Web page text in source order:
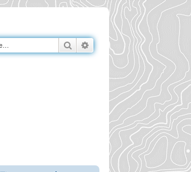
RechercherRecherche avancée